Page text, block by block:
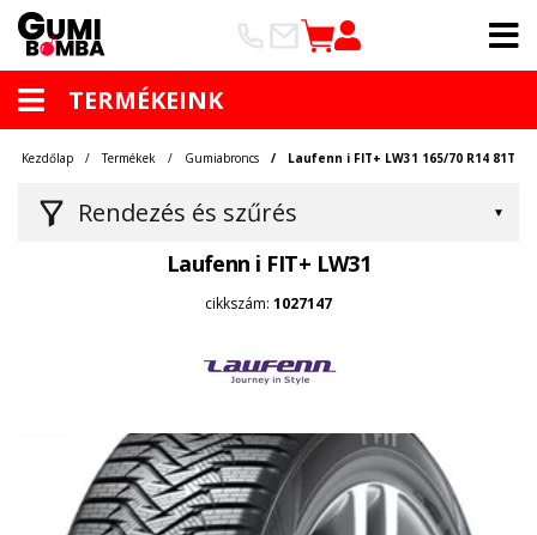
TERMÉKEINK
Rendezés és szűrés
Kezdőlap Termékek Gumiabroncs Laufenn i FIT+ LW31 165/70 R14 81T
Laufenn i FIT+ LW31
cikkszám: 1027147